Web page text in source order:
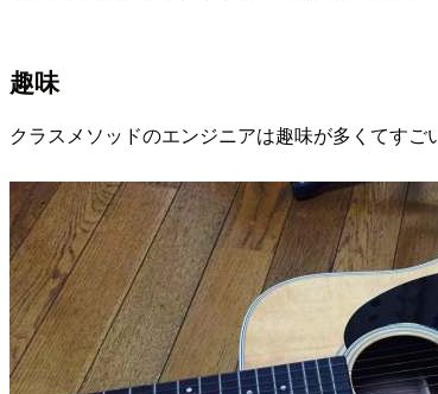
趣味
クラスメソッドのエンジニアは趣味が多くてす